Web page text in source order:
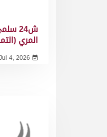
ش24
المري
4, 2026